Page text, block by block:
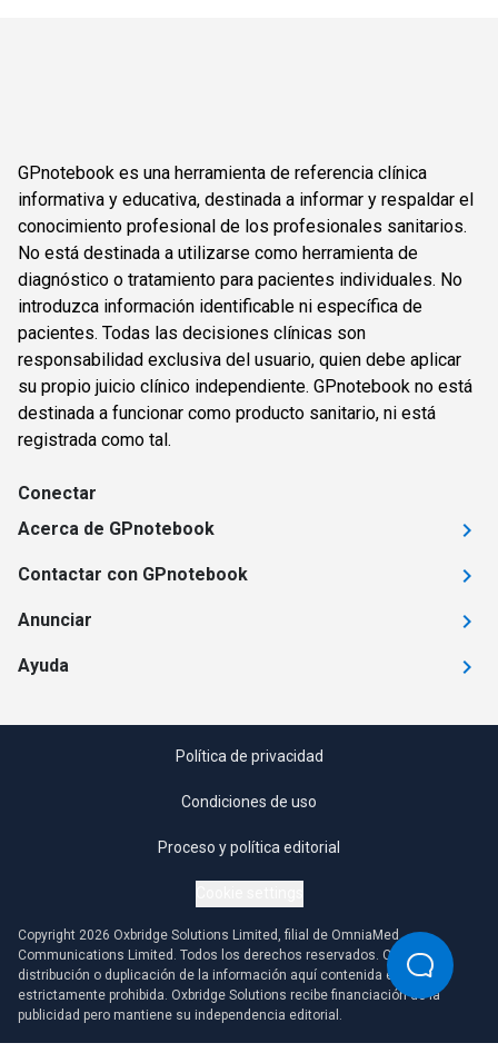
GPnotebook es una herramienta de referencia clínica
informativa y educativa, destinada a informar y respaldar el
conocimiento profesional de los profesionales sanitarios.
No está destinada a utilizarse como herramienta de
diagnóstico o tratamiento para pacientes individuales. No
introduzca información identificable ni específica de
pacientes. Todas las decisiones clínicas son
responsabilidad exclusiva del usuario, quien debe aplicar
su propio juicio clínico independiente. GPnotebook no está
destinada a funcionar como producto sanitario, ni está
registrada como tal.
Conectar
Acerca de GPnotebook
Contactar con GPnotebook
Anunciar
Ayuda
Política de privacidad
Condiciones de uso
Proceso y política editorial
Copyright 2026 Oxbridge Solutions Limited, filial de OmniaMed
Communications Limited. Todos los derechos reservados. Cualquier
distribución o duplicación de la información aquí contenida está
estrictamente prohibida. Oxbridge Solutions recibe financiación de la
publicidad pero mantiene su independencia editorial.